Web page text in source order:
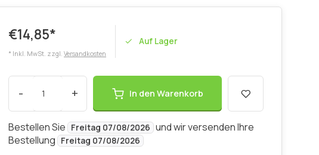
€14,85*
* Inkl. MwSt. zzgl. Versandkosten
Auf Lager
- + In den Warenkorb
Bestellen Sie Freitag 07/08/2026 und wir versenden Ihre
Bestellung
Freitag 07/08/2026